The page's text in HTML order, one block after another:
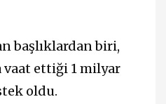
başlıklardan biri,
vaat ettiği 1 milyar
oldu.